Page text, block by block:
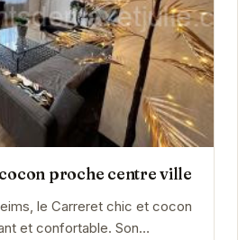
proche centre ville
le Carreret chic et cocon
et confortable. Son